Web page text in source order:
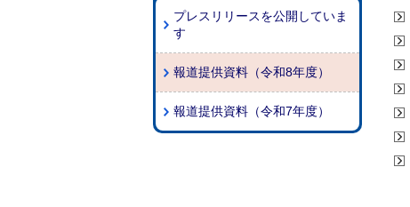
プレスリリースを公開していま
す
報道提供資料（令和8年度）
報道提供資料（令和7年度）